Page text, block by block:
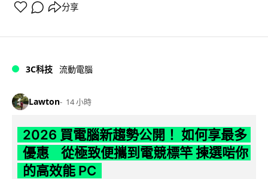
分享
3C科技 流動電腦
Lawton 14 小時
2026 買電腦新趨勢公開！ 如何享最多
優惠 從極致便攜到電競標竿 揀選啱你
的高效能 PC